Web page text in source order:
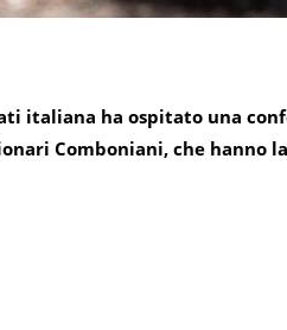
italiana ha ospitato una
Comboniani, che hanno